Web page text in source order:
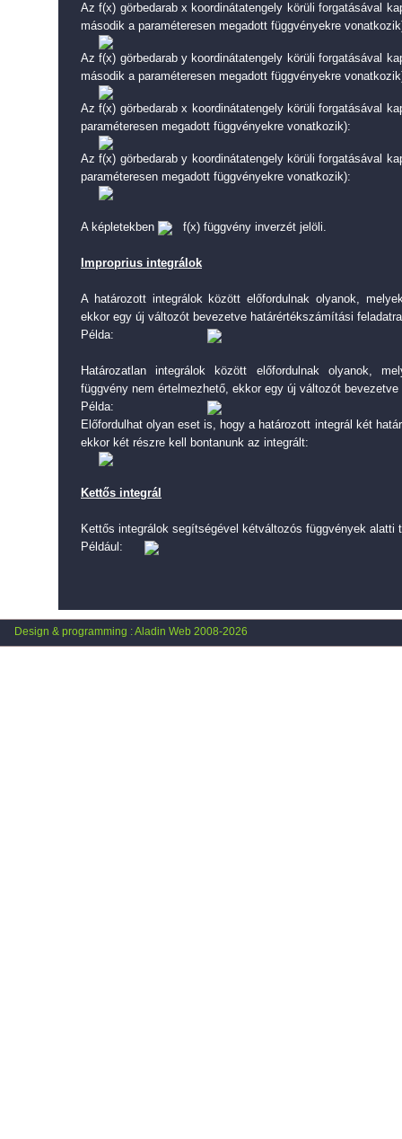
Az f(x) görbedarab x koordinátatengely körüli forgatásával
második a paraméteresen megadott függvényekre
Az f(x) görbedarab y koordinátatengely körüli forgatásával
második a paraméteresen megadott függvényekre
Az f(x) görbedarab x koordinátatengely körüli forgatásával
paraméteresen megadott függvényekre vonatkozik):
Az f(x) görbedarab y koordinátatengely körüli forgatásával
paraméteresen megadott függvényekre vonatkozik):
A képletekben f(x) függvény inverzét jelöli.
Improprius integrálok
A határozott integrálok között előfordulnak olyanok,
ekkor egy új változót bevezetve határértékszámítási
Példa:
Határozatlan integrálok között előfordulnak olyanok,
függvény nem értelmezhető, ekkor egy új változót
Példa:
Előfordulhat olyan eset is, hogy a határozott integrál két
ekkor két részre kell bontanunk az integrált:
Kettős integrál
Kettős integrálok segítségével kétváltozós függvények alatti
Például:
Design & programming : Aladin Web 2008-2026